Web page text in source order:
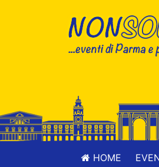
HOME